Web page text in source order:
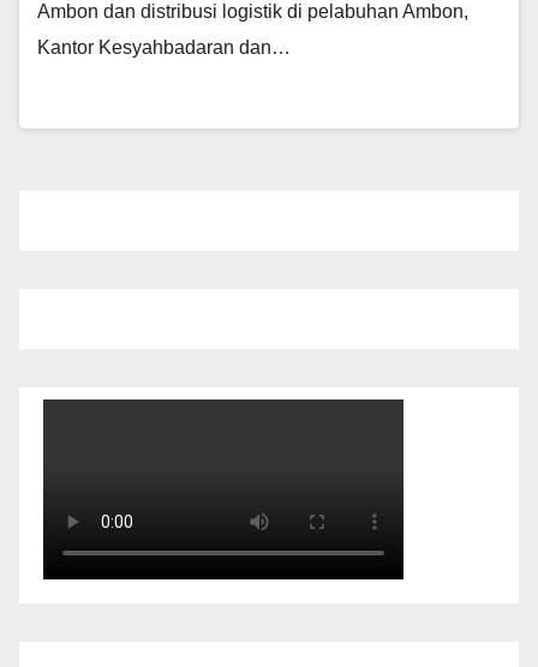
Ambon dan distribusi logistik di pelabuhan Ambon,
Kantor Kesyahbadaran dan…